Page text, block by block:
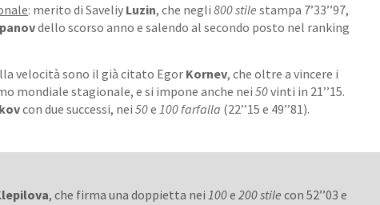
: merito di Saveliy Luzin, che negli800 stile stampa 7’33’’97,
dello scorso anno e salendo al secondo posto nel ranking
velocità sono il già citato Egor Kornev, che oltre a vincere i
mondiale stagionale, e si impone anche nei50vinti in 21’’15.
con due successi, nei50e100 farfalla (22’’15 e 49’’81).
, che firma una doppietta nei100e200 stile con 52’’03 e